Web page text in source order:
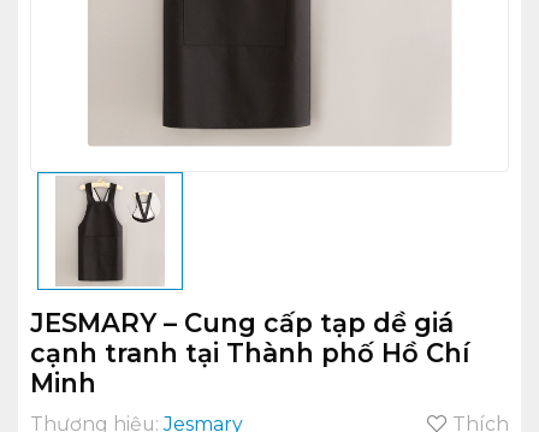
JESMARY – Cung cấp tạp dề giá
cạnh tranh tại Thành phố Hồ Chí
Minh
Thương hiệu:Jesmary Thích